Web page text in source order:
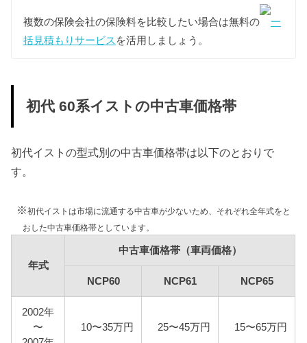
NCP60
1000kg超：17,100円
1000kg：12,600円
1000kg超：18,900円
車検代行料金、一般消耗品の交換費用などを含め車
初代イストは自家用乗用車に該当しますので、自賠
責の金額は10,775円となります。
年間10,000km走行、レギュラー1Lあたり130円を前
提条件として、基本情報で説明した型式ごとの使用
燃料と想定実燃費をもとに燃料代を算出していま
す。
複数の保険会社の保険料を比較したい場合は無料の
一
括見積もりサービス を活用しましょう。
初代 60系イストの中古車価格帯
初代イストの型式別の中古車価格帯は以下のとおりで
す。
※初代イストは市場に流通する中古車が少ないため、それぞれ全年式をと
おした中古車価格帯としています。
年式
中古車価格帯（車両価格）
NCP60 NCP61 NCP65
2002年
〜
10〜35万円 25〜45万円 15〜65万円